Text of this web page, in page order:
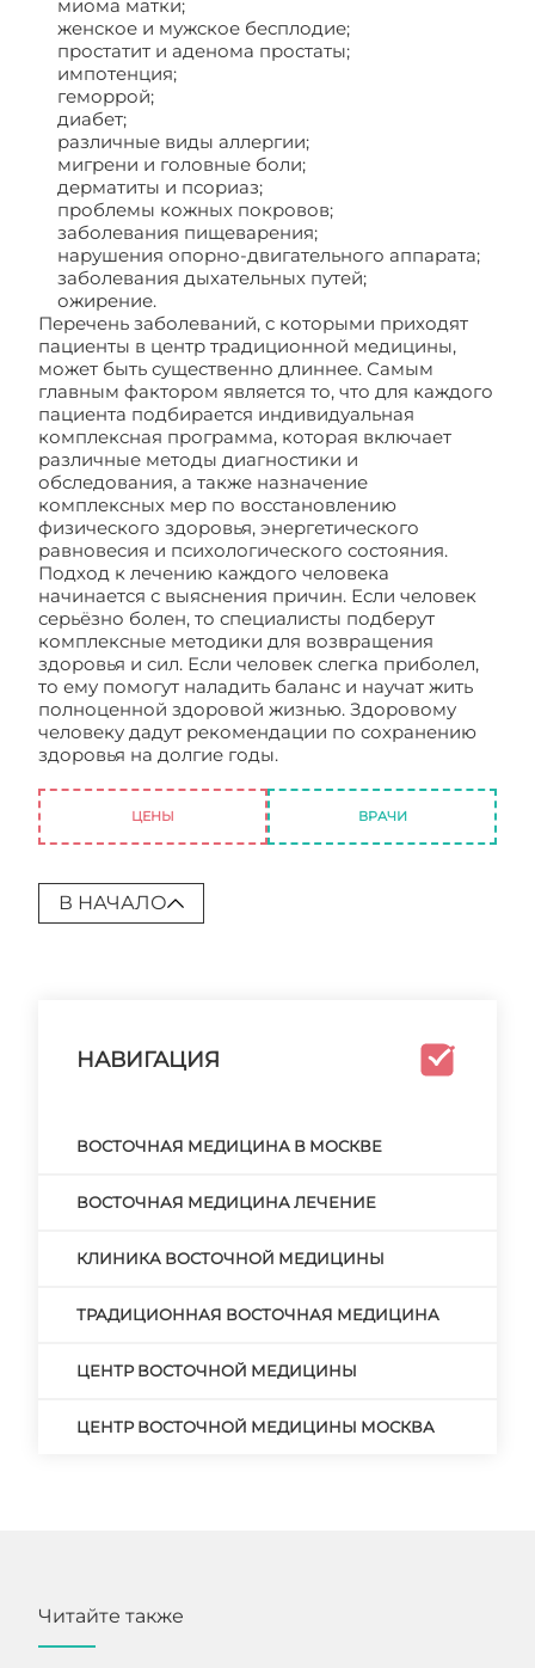
миома матки;
женское и мужское бесплодие;
простатит и аденома простаты;
импотенция;
геморрой;
диабет;
различные виды аллергии;
мигрени и головные боли;
дерматиты и псориаз;
проблемы кожных покровов;
заболевания пищеварения;
нарушения опорно-двигательного аппарата;
заболевания дыхательных путей;
ожирение.
Перечень заболеваний, с которыми приходят
пациенты в центр традиционной медицины,
может быть существенно длиннее. Самым
главным фактором является то, что для каждого
пациента подбирается индивидуальная
комплексная программа, которая включает
различные методы диагностики и
обследования, а также назначение
комплексных мер по восстановлению
физического здоровья, энергетического
равновесия и психологического состояния.
Подход к лечению каждого человека
начинается с выяснения причин. Если человек
серьёзно болен, то специалисты подберут
комплексные методики для возвращения
здоровья и сил. Если человек слегка приболел,
то ему помогут наладить баланс и научат жить
полноценной здоровой жизнью. Здоровому
человеку дадут рекомендации по сохранению
здоровья на долгие годы.
ЦЕНЫ ВРАЧИ
В НАЧАЛО
НАВИГАЦИЯ
ВОСТОЧНАЯ МЕДИЦИНА В МОСКВЕ
ВОСТОЧНАЯ МЕДИЦИНА ЛЕЧЕНИЕ
КЛИНИКА ВОСТОЧНОЙ МЕДИЦИНЫ
ТРАДИЦИОННАЯ ВОСТОЧНАЯ МЕДИЦИНА
ЦЕНТР ВОСТОЧНОЙ МЕДИЦИНЫ
ЦЕНТР ВОСТОЧНОЙ МЕДИЦИНЫ МОСКВА
Читайте также